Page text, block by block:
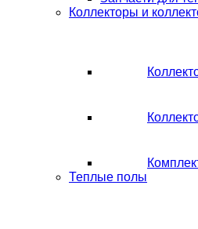
Коллекторы и
Теплые полы